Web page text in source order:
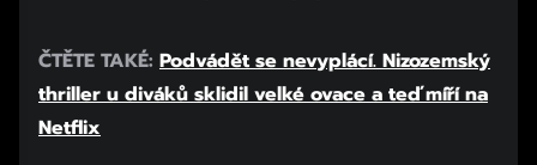
ČTĚTE TAKÉ: Podvádět se nevyplácí. Nizozemský
thriller u diváků sklidil velké ovace a teď míří na
Netflix